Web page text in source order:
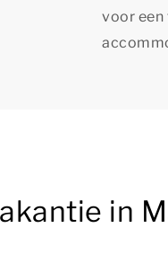
voor een
in